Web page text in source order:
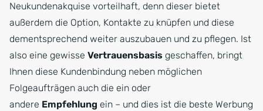
Neukundenakquise vorteilhaft, denn dieser bietet
außerdem die Option, Kontakte zu knüpfen und diese
dementsprechend weiter auszubauen und zu pflegen. Ist
also eine gewisse Vertrauensbasis geschaffen, bringt
Ihnen diese Kundenbindung neben möglichen
Folgeaufträgen auch die ein oder
andere Empfehlung ein – und dies ist die beste Werbung